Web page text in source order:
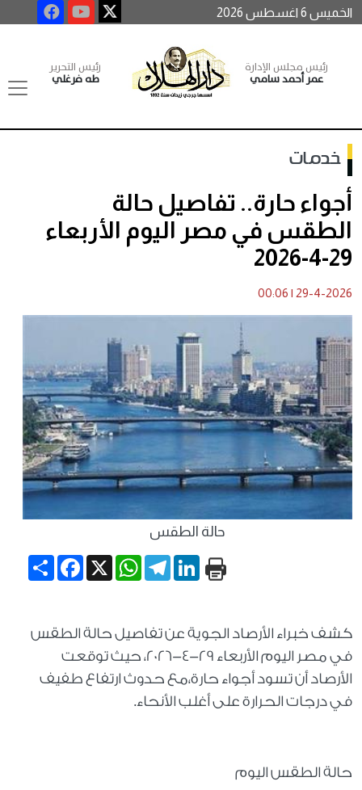
الخميس 6 اغسطس 2026
رئيس مجلس الإدارة
عمر أحمد سامي
رئيس التحرير
طه فرغلي
خدمات
أجواء حارة.. تفاصيل حالة
الطقس في مصر اليوم الأربعاء
29-4-2026
29-4-2026
|
00:06
حالة الطقس
Share
Facebook X
WhatsApp
TelegramLinkedIn
كشف خبراء الأرصاد الجوية عن تفاصيل حالة الطقس
في مصر اليوم الأربعاء 29-4-2026، حيث توقعت
الأرصاد أن تسود أجواء حارة،مع حدوث ارتفاع طفيف
في درجات الحرارة على أغلب الأنحاء.
حالة الطقس اليوم